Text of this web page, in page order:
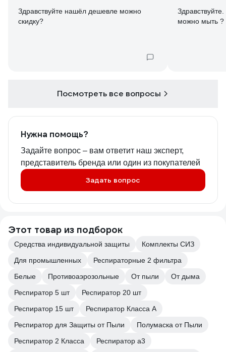
Здравствуйте нашёл дешевле можно
скидку?
можно мыть ?
Посмотреть все вопросы
Нужна помощь?
Задайте вопрос – вам ответит наш эксперт,
представитель бренда или один из покупателей
Задать вопрос
Этот товар из подборок
Средства индивидуальной защиты
Комплекты СИЗ
Для промышленных
Респираторные 2 фильтра
Белые
Противоаэрозольные От пыли
От дыма
Респиратор 5 шт
Респиратор 20 шт
Респиратор 15 шт
Респиратор Класса А
Респиратор для Защиты от Пыли
Полумаска от Пыли
Респиратор 2 Класса
Респиратор а3